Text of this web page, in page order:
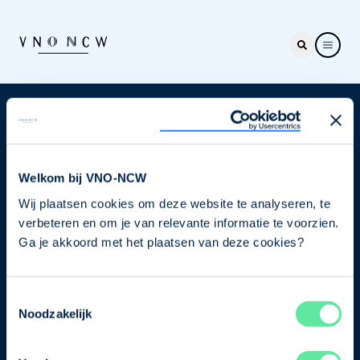
Welkom bij VNO-NCW
Wij plaatsen cookies om deze website te analyseren, te
verbeteren en om je van relevante informatie te voorzien.
Ga je akkoord met het plaatsen van deze cookies?
Noodzakelijk
Nieuwsbrief
je nu in voor de VNO-NCW nieuwsbrief.
Schrijf je in
Direct naar
Ons verhaal